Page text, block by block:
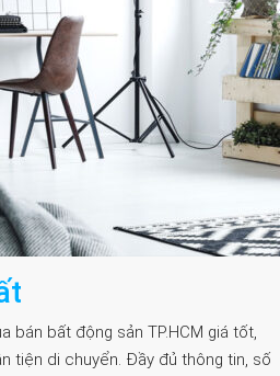
bán bất động sản TP.HCM giá tốt,
tiện di chuyển. Đầy đủ thông tin, số